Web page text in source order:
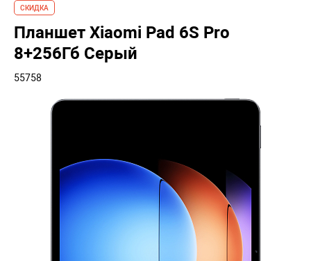
СКИДКА
Планшет Xiaomi Pad 6S Pro
8+256Гб Серый
55758